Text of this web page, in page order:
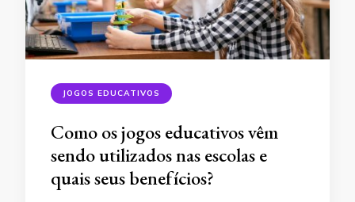
JOGOS EDUCATIVOS
Como os jogos educativos vêm
sendo utilizados nas escolas e
quais seus benefícios?